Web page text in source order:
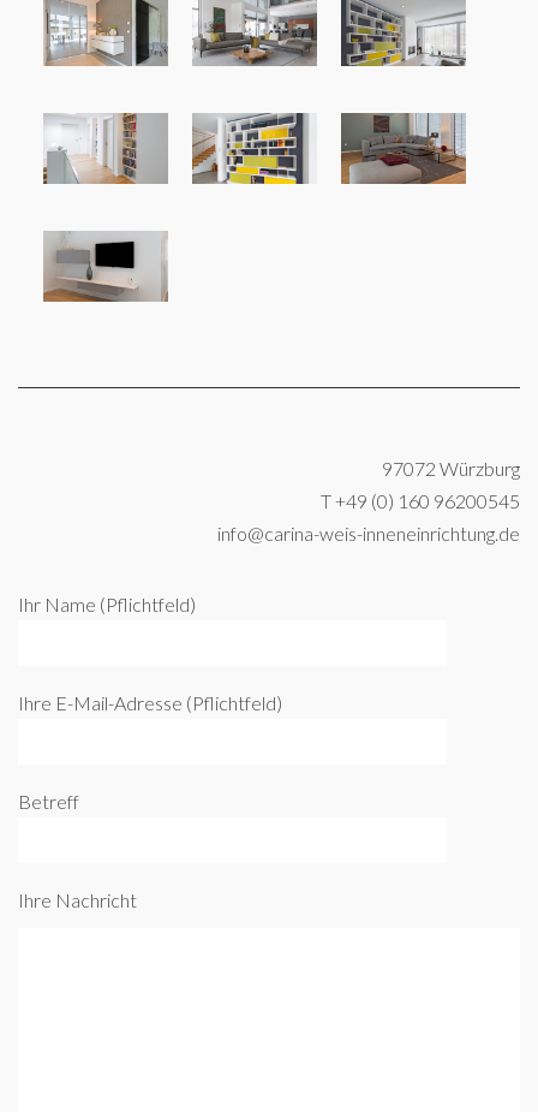
97072 Würzburg
T +49 (0) 160 96200545
info@carina-weis-inneneinrichtung.de
Ihr Name (Pflichtfeld)
Ihre E-Mail-Adresse (Pflichtfeld)
Betreff
Ihre Nachricht